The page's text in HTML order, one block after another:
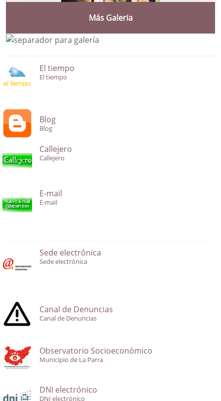
Más Galeria
El tiempo
El tiempo
Blog
Blog
Callejero
Callejero
E-mail
E-mail
Sede electrónica
Sede electrónica
Canal de Denuncias
Canal de Denuncias
Observatorio Socioeconómico
Municipio de La Parra
DNI electrónico
DNI electrónico